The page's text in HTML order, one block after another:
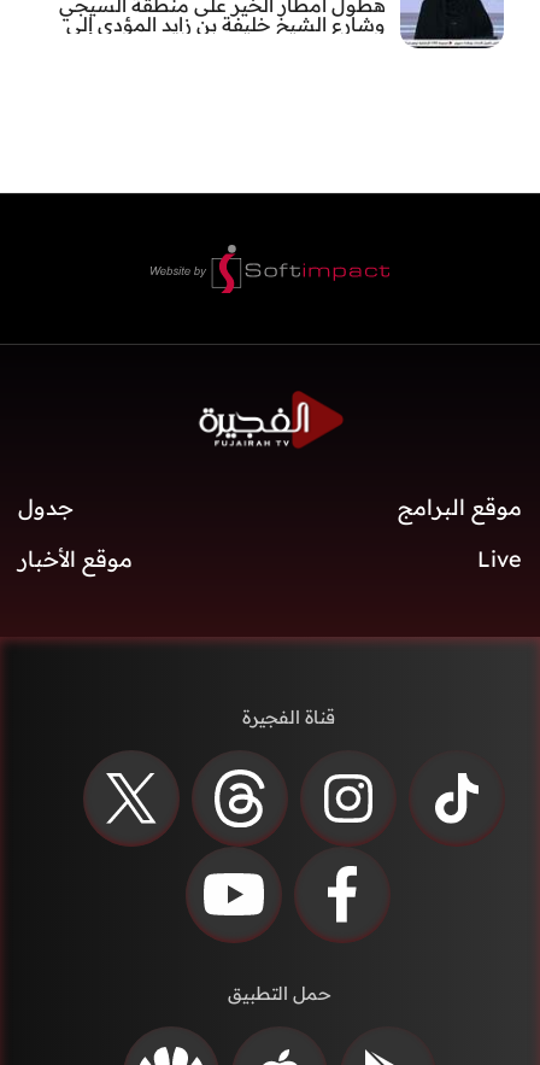
وشارع الشيخ خليفة بن زايد المؤدي إلى
موقع البرامج
جدول
Live
موقع الأخبار
قناة الفجيرة
حمل التطبيق